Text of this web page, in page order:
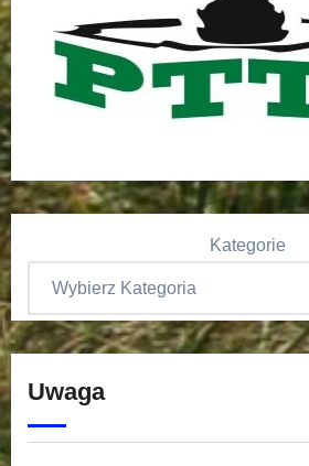
Kategorie
Uwaga